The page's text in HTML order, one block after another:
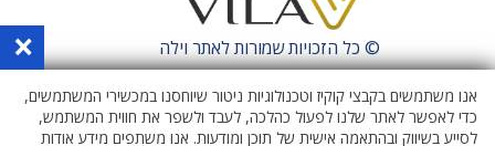
© כל הזכויות שמורות לאתרוילה ×
אנו משתמשים בקבצי קוקיז וטכנולוגיות ניטור שיוחסנו במכשירי המשתמשים,
כדי לאפשר לאתר שלנו לפעול כהלכה, לעבד ולשפר את חווית המשתמש,
לסייע בשיווק ובהתאמה אישית של תוכן ומודעות. אנו משתפים מידע אודות